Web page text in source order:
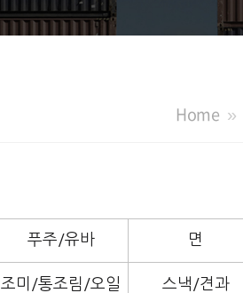
Home
푸주/유바 면
조미/통조림/오일 스낵/견과